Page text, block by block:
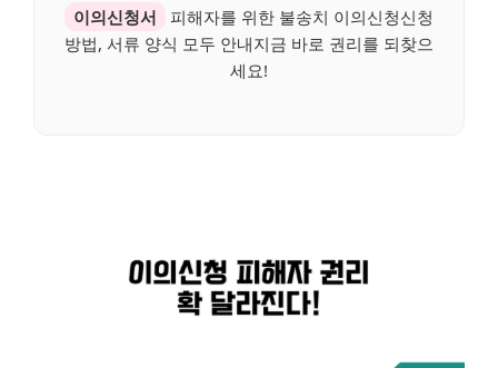
이의신청서
피해자를 위한 불송치 이의신청신청
방법, 서류 양식 모두 안내지금 바로 권리를 되찾으
세요!